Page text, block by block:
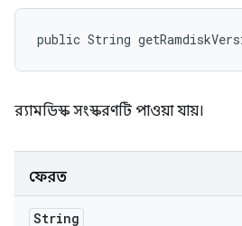
public String
র‍্যামডিস্ক সংস্করণটি পাওয়া যায়।
ফেরত
String